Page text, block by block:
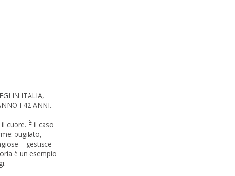
IN ITALIA,
I 42 ANNI.
cuore. È il caso
pugilato,
– gestisce
è un esempio